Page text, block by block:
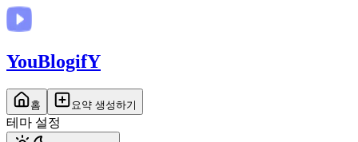
YouBlogifY
홈 요약 생성하기
테마 설정